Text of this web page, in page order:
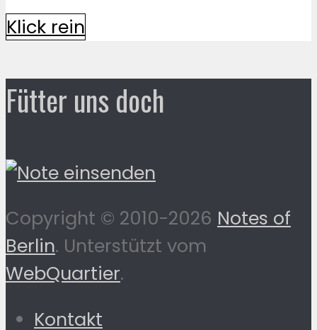
Klick rein
Fütter uns doch
Copyright © 2010-2026 Notes of
Berlin. Unterstützt vom
WebQuartier.
Kontakt